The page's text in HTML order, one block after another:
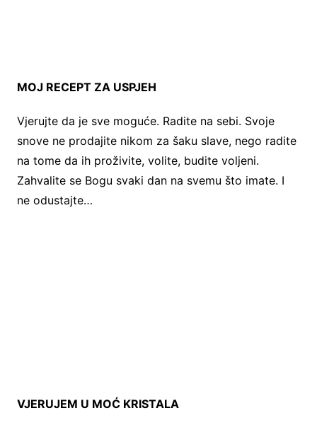
MOJ RECEPT ZA USPJEH
Vjerujte da je sve moguće. Radite na sebi. Svoje
snove ne prodajite nikom za šaku slave, nego radite
na tome da ih proživite, volite, budite voljeni.
Zahvalite se Bogu svaki dan na svemu što imate. I
ne odustajte…
VJERUJEM U MOĆ KRISTALA